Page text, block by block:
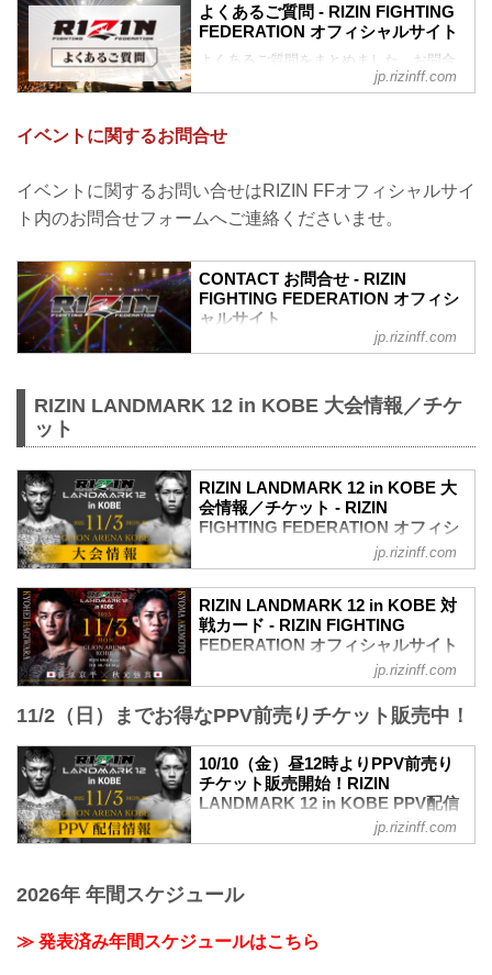
よくあるご質問 - RIZIN FIGHTING
FEDERATION オフィシャルサイト
よくあるご質問をまとめました。お問合
わせの前に、一度ご確認下さい。
Q.1 より良い席で観戦したいのですが、
どの先行でチケットを買うと一番良い席
A. より良い席のご案内は、以下の順番と
なります。
①ファンクラブ先行（超強者）
CLUB先行
③先行販売（オフィシャルサイト先行・
プレイガイド先行・番組・チラシ等 順不
④各プレイガイドの一般発売
確保のみで、...
jp.rizinff.com
イベントに関するお問合せ
イベントに関するお問い合せはRIZIN FFオフィシャルサイ
ト内のお問合せフォームへご連絡くださいませ。
CONTACT お問合せ - RIZIN
FIGHTING FEDERATION オフィシ
ャルサイト
jp.rizinff.com
RIZIN LANDMARK 12 in KOBE 大会情報／チケ
ット
RIZIN LANDMARK 12 in KOBE 大
会情報／チケット - RIZIN
FIGHTING FEDERATION オフィシ
開催日時
2025年11月3日（月・祝）11:00開場（予
定）／13:00開始（予定）
フィシャルサイトにてご案内します。
GLION ARENA KOBE
阪急「神戸三宮駅」：徒歩 約18分
阪神「神戸三宮駅」：徒歩 約17分
JR「三ノ宮駅」：徒歩 約20分
ポートライナー「ポートターミナル
アクセス情報 : TOTTEI | GLION ARENA
jp.rizinff.com
RIZIN LANDMARK 12 in KOBE 対
戦カード - RIZIN FIGHTING
FEDERATION オフィシャルサイト
萩原京平 vs. 秋元強真
伊澤星花 vs. 大島沙緒里
女子スーパーアトム級タイトルマッチ
RIZIN MMAルール：5分 3R（49.0kg）
摩嶋一整 vs. 木村柊也
中島太一 vs. 後藤丈治
中島太一 ...
jp.rizinff.com
11/2（日）までお得なPPV前売りチケット販売中！
10/10（金）昼12時よりPPV前売り
チケット販売開始！RIZIN
LANDMARK 12 in KOBE PPV配信
FEDERATION オフィシャルサイト
信チケットが、10月10日（金）12時より
ABEMA、U-NEXTにて販売がスタートし
たぞ！（※スカパー！は※10/17（金）販
jp.rizinff.com
2026年 年間スケジュール
≫ 発表済み年間スケジュールはこちら